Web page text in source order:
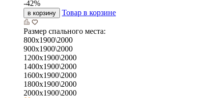
-42%
в корзину Товар в корзине
Размер спального места:
800х1900\2000
900х1900\2000
1200х1900\2000
1400х1900\2000
1600х1900\2000
1800х1900\2000
2000х1900\2000